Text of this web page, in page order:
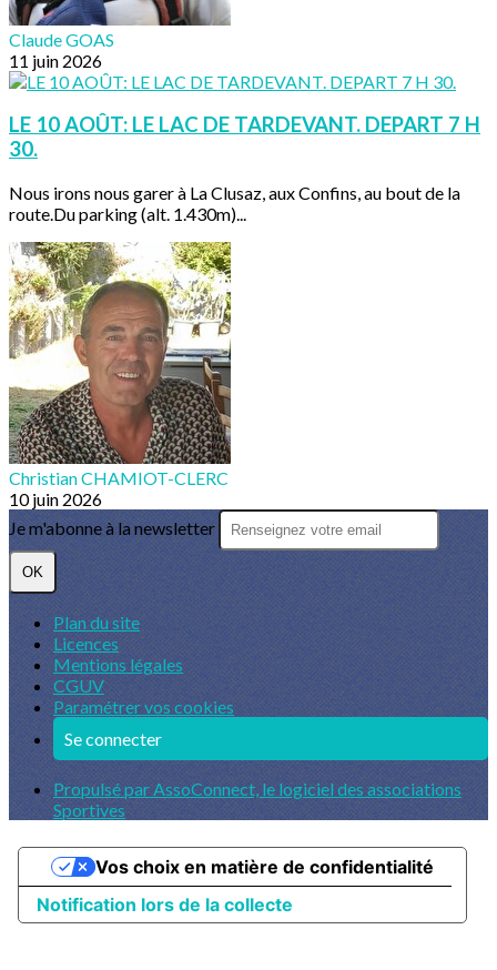
Claude GOAS
11 juin 2026
LE 10 AOÛT: LE LAC DE TARDEVANT. DEPART 7 H
30.
Nous irons nous garer à La Clusaz, aux Confins, au bout de la
route.Du parking (alt. 1.430m)...
Christian CHAMIOT-CLERC
10 juin 2026
Je m'abonne à la newsletter
OK
Plan du site
Licences
Mentions légales
CGUV
Paramétrer vos cookies
Se connecter
Propulsé par AssoConnect, le logiciel des associations
Sportives
Notification lors de la collecte
Vos choix en matière de confidentialité